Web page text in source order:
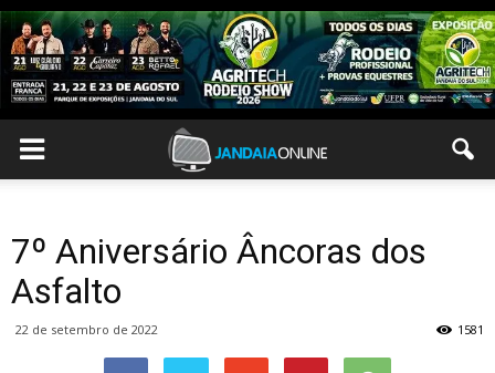
7º Aniversário Âncoras dos
Asfalto
22 de setembro de 2022 1581